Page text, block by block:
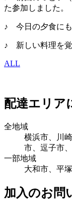
た参加しました。
♪ 今日の夕食にも
♪ 新しい料理を覚
ALL
配達エリア
全地域
横浜市、川
市、逗子市
一部地域
大和市、平
加入のお問